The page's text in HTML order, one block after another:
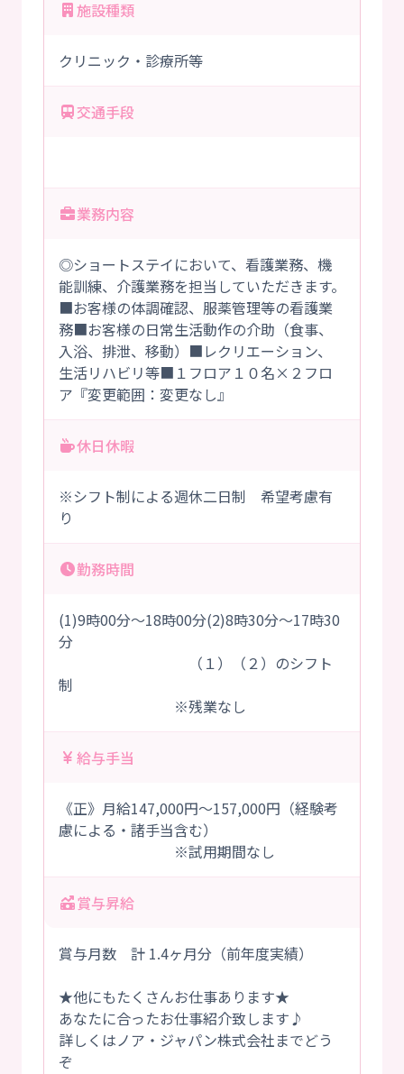
施設種類
クリニック・診療所等
交通手段
業務内容
◎ショートステイにおいて、看護業務、機
能訓練、介護業務を担当していただきます。
■お客様の体調確認、服薬管理等の看護業
務■お客様の日常生活動作の介助（食事、
入浴、排泄、移動）■レクリエーション、
生活リハビリ等■１フロア１０名×２フロ
ア『変更範囲：変更なし』
休日休暇
※シフト制による週休二日制 希望考慮有
り
勤務時間
(1)9時00分～18時00分(2)8時30分～17時30
分
（１）（２）のシフト
制
※残業なし
給与手当
《正》月給147,000円～157,000円（経験考
慮による・諸手当含む）
※試用期間なし
賞与昇給
賞与月数 計 1.4ヶ月分（前年度実績）
★他にもたくさんお仕事あります★
あなたに合ったお仕事紹介致します♪
詳しくはノア・ジャパン株式会社までどう
ぞ